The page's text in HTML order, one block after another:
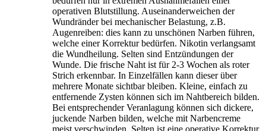
operativen Blutstillung. Auseinanderweichen der
Wundränder bei mechanischer Belastung, z.B.
Augenreiben: dies kann zu unschönen Narben führen,
welche einer Korrektur bedürfen. Nikotin verlangsamt
die Wundheilung. Selten sind Entzündungen der
Wunde. Die frische Naht ist für 2-3 Wochen als roter
Strich erkennbar. In Einzelfällen kann dieser über
mehrere Monate sichtbar bleiben. Kleine, einfach zu
entfernende Zysten können sich im Nahtbereich bilden.
Bei entsprechender Veranlagung können sich dickere,
juckende Narben bilden, welche mit Narbencreme
meist verschwinden. Selten ist eine operative Korrektur